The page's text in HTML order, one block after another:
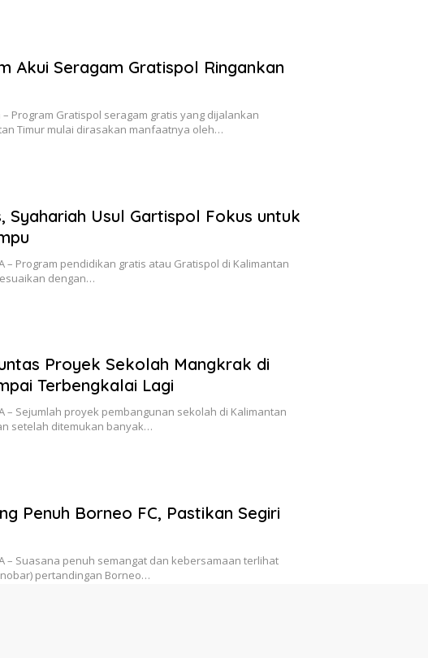
Akui Seragam Gratispol Ringankan
Program Gratispol seragam gratis yang dijalankan
Timur mulai dirasakan manfaatnya oleh…
Syahariah Usul Gartispol Fokus untuk
– Program pendidikan gratis atau Gratispol di Kalimantan
dengan…
Proyek Sekolah Mangkrak di
Terbengkalai Lagi
– Sejumlah proyek pembangunan sekolah di Kalimantan
setelah ditemukan banyak…
Penuh Borneo FC, Pastikan Segiri
– Suasana penuh semangat dan kebersamaan terlihat
pertandingan Borneo…